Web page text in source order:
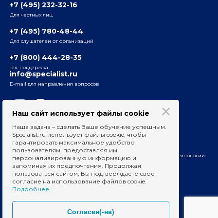
Радио
ул. Радио, д.24, корпус 1, 2-й подъезд, 2-й этаж
ул. Воронцовская, д. 35Б, корп.2, 5-й этаж
Бауманский
ул. Бауманская, д. 6, стр. 2, бизнес-центр «Виктория
+7 (495) 232-32-16
Для частных лиц
+7 (495) 780-48-44
Для слушателей от организаций
+7 (800) 444-28-35
Тех. поддержка
info@specialist.ru
E-mail для направления вопросов
Сведения об образовательных организациях
Вакансии для преподавателей
На информационном ресурсе применяются рекомендательные технологии
© 1991–2026 Бауманский учебный центр «Специалист»
Наш сайт использует файлы cookie
Наша задача – сделать Ваше обучение успешным.
Specialist.ru использует файлы cookie, чтобы
гарантировать максимальное удобство
пользователям, предоставляя им
персонализированную информацию и
запоминая их предпочтения. Продолжая
пользоваться сайтом, Вы подтверждаете своё
согласие на использование файлов cookie.
Подробнее...
Согласен(-на)